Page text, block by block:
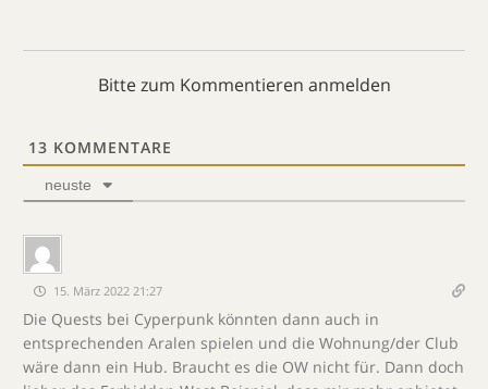
Bitte zum Kommentieren anmelden
13 KOMMENTARE
neuste
15. März 2022 21:27
Die Quests bei Cyperpunk könnten dann auch in
entsprechenden Aralen spielen und die Wohnung/der Club
wäre dann ein Hub. Braucht es die OW nicht für. Dann doch